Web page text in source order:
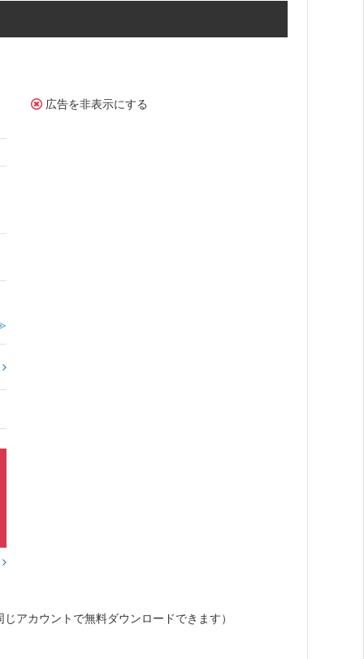
広告を非表示にする
じアカウントで無料ダウンロードできます）